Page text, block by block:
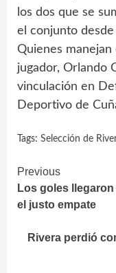
los dos que se
el conjunto
Quienes manejan
jugador, Orlando
vinculación en
Deportivo de
Tags: Selección de
Continue
Reading
Previous
Los goles
el justo empate
Rivera perdió